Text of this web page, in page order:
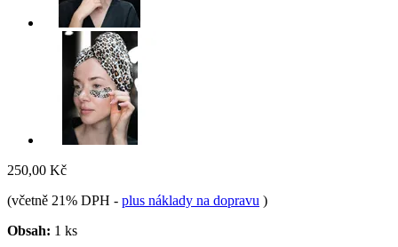
250,00 Kč
(včetně 21% DPH - plus náklady na dopravu )
Obsah: 1 ks